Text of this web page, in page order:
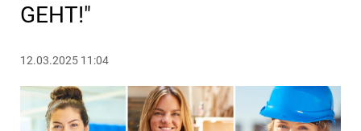
GEHT!"
12.03.2025 11:04